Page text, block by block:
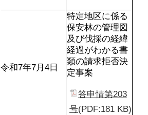
令和7年7月4日
特定地区に係る
保安林の管理図
及び伐採の経緯
経過がわかる書
類の請求拒否決
定事案
答申情第203
号(PDF:181 KB)